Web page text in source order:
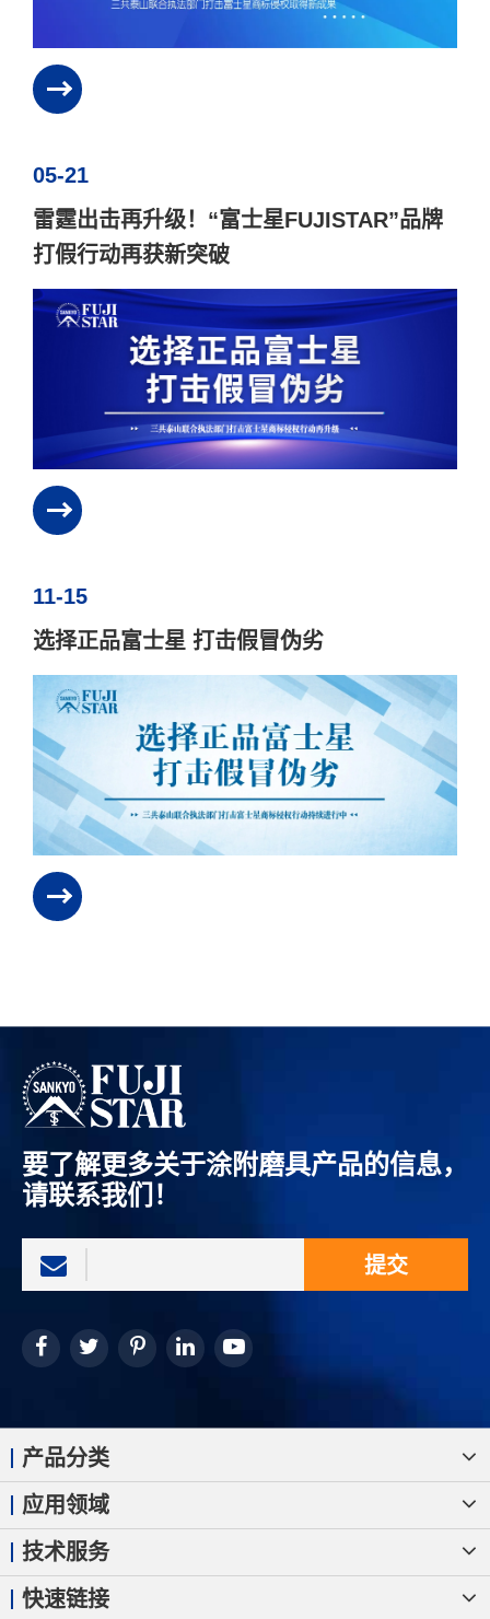
05-21
雷霆出击再升级！“富士星FUJISTAR”品牌
打假行动再获新突破
11-15
选择正品富士星 打击假冒伪劣
要了解更多关于涂附磨具产品的信息，
请联系我们！
提交
产品分类
应用领域
技术服务
快速链接